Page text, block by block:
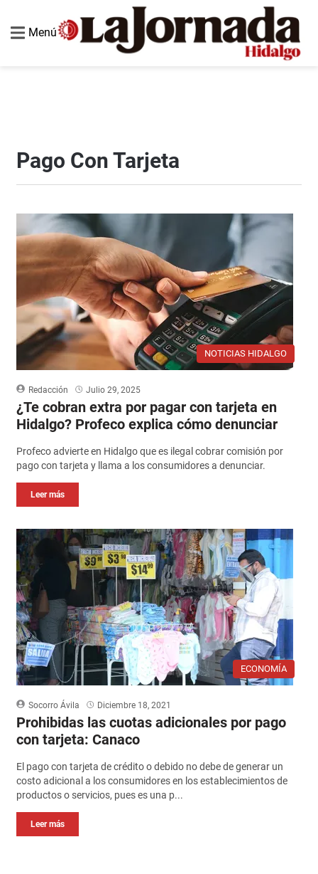
Menú
Pago Con Tarjeta
NOTICIAS HIDALGO
Redacción Julio 29, 2025
¿Te cobran extra por pagar con tarjeta en
Hidalgo? Profeco explica cómo denunciar
Profeco advierte en Hidalgo que es ilegal cobrar comisión por
pago con tarjeta y llama a los consumidores a denunciar.
Leer más
ECONOMÍA
Socorro Ávila Diciembre 18, 2021
Prohibidas las cuotas adicionales por pago
con tarjeta: Canaco
El pago con tarjeta de crédito o debido no debe de generar un
costo adicional a los consumidores en los establecimientos de
productos o servicios, pues es una p...
Leer más